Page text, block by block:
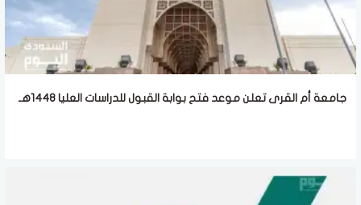
جامعة أم القرى تعلن موعد فتح بوابة القبول للدراسات العليا 1448هـ